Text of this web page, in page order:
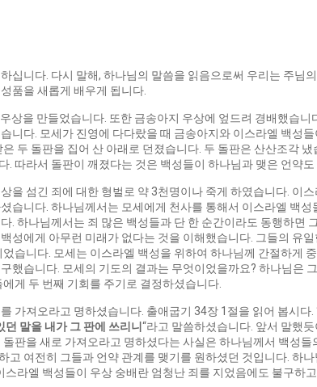
십니다. 다시 말해, 하나님의 말씀을 읽음으로써 우리는 주님
품을 새롭게 배우게 됩니다.
상을 만들었습니다. 또한 금송아지 우상에 엎드려 경배했습
니다. 모세가 진영에 다다랐을 때 금송아지와 이스라엘 백성
두 돌판을 집어 산 아래로 던졌습니다. 두 돌판은 산산조각
. 따라서 돌판이 깨졌다는 것은 백성들이 하나님과 맺은 언약
을 섬긴 죄에 대한 형벌로 약 3천명이나 죽게 하였습니다. 이
습니다. 하나님께서는 모세에게 천사를 통해서 이스라엘 백
. 하나님께서는 죄 많은 백성들과 단 한 순간이라도 동행하면
성에게 아무런 미래가 없다는 것을 이해했습니다. 그들의 유
습니다. 모세는 이스라엘 백성을 위하여 하나님께 간절하게
했습니다. 모세의 기도의 결과는 무엇이었을까요? 하나님은
게 두 번째 기회를 주기로 결정하셨습니다.
가져오라고 명하셨습니다. 출애굽기 34장 1절을 읽어 봅시다.
던 말을 내가 그 판에 쓰리니 “라고 말씀하셨습니다. 앞서 말했
판을 새로 가져오라고 명하셨다는 사실은 하나님께서 백성
고 여전히 그들과 언약 관계를 맺기를 원하셨던 것입니다. 하
라엘 백성들이 우상 숭배란 엄청난 죄를 지었음에도 불구하